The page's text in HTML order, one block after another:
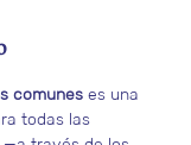
comunes es una
todas las